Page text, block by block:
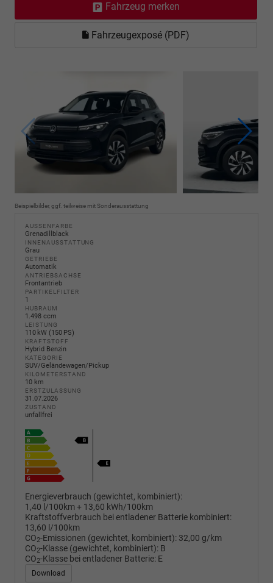
Fahrzeug merken
Fahrzeugexposé (PDF)
Beispielbilder, ggf. teilweise mit Sonderausstattung
AUSSENFARBE
Grenadillblack
INNENAUSSTATTUNG
Grau
GETRIEBE
Automatik
ANTRIEBSACHSE
Frontantrieb
PARTIKELFILTER
1
HUBRAUM
1.498 ccm
LEISTUNG
110 kW (150 PS)
KRAFTSTOFF
Hybrid Benzin
KATEGORIE
SUV/Geländewagen/Pickup
KILOMETERSTAND
10 km
ERSTZULASSUNG
31.07.2026
ZUSTAND
unfallfrei
Energieverbrauch (gewichtet, kombiniert):
1,40 l/100km + 13,60 kWh/100km
Kraftstoffverbrauch bei entladener Batterie kombiniert:
13,60 l/100km
CO2-Emissionen (gewichtet, kombiniert): 32,00 g/km
CO2-Klasse (gewichtet, kombiniert): B
CO2-Klasse bei entladener Batterie: E
Download